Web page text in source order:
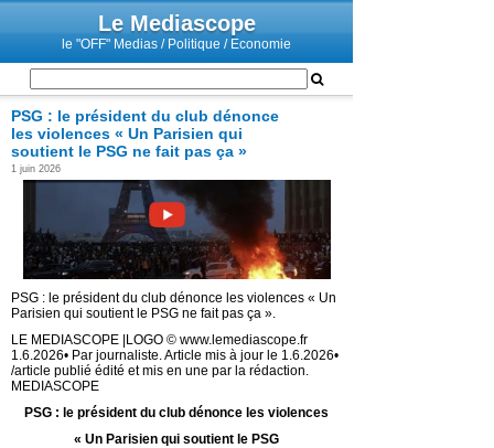
Le Mediascope
le "OFF" Medias / Politique / Economie
PSG : le président du club dénonce
les violences « Un Parisien qui
soutient le PSG ne fait pas ça »
1 juin 2026
PSG : le président du club dénonce les violences « Un
Parisien qui soutient le PSG ne fait pas ça ».
LE MEDIASCOPE |LOGO © www.lemediascope.fr
1.6.2026• Par journaliste. Article mis à jour le 1.6.2026•
/article publié édité et mis en une par la rédaction.
MEDIASCOPE
PSG : le président du club dénonce les violences
« Un Parisien qui soutient le PSG